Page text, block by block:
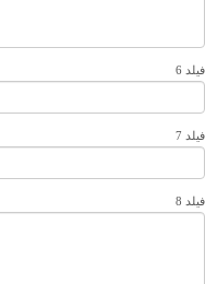
فیلد 6
فیلد 7
فیلد 8